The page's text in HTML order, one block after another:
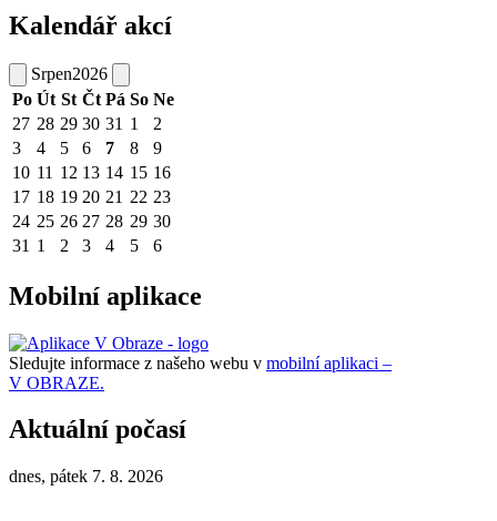
Kalendář akcí
Srpen2026
Po Út St Čt Pá So Ne
27 28 29 30 31 1
2
3
4 5 6 7 8
9
10 11 12 13 14 15 16
17 18 19 20 21 22 23
24 25 26 27 28 29 30
31 1 2 3 4 5 6
Mobilní aplikace
Sledujte informace z našeho webu v mobilní aplikaci –
V OBRAZE.
Aktuální počasí
dnes, pátek 7. 8. 2026